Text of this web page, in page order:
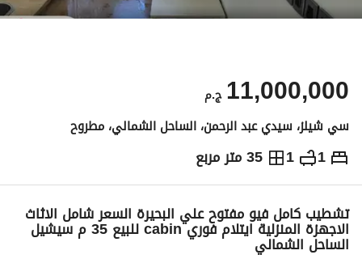
ج.م 11,000,000
سي شيلز، سيدي عبد الرحمن، الساحل الشمالي، مطروح
1
1 35 متر مربع ج.م11,000,000
التفاصيل الاتجاهات والمؤشرات رهن عقاري
تشطيب كامل فيو مفتوح علي البحيرة السعر شامل الاثاث
الاجهزة المنزلية ايتلام فوري cabin للبيع 35 م سيشيل
الساحل الشمالي